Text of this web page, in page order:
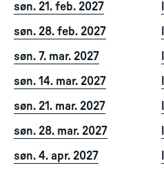
søn. 21. feb. 2027
søn. 28. feb. 2027
søn. 7. mar. 2027
søn. 14. mar. 2027
søn. 21. mar. 2027
søn. 28. mar. 2027
søn. 4. apr. 2027